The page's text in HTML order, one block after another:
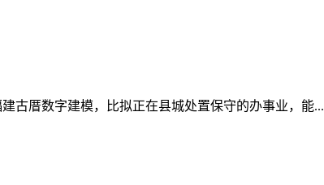
古厝数字建模，比拟正在县城处置保守的办事业，能...